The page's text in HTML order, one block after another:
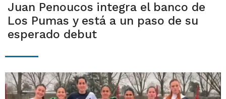
Juan Penoucos integra el banco de
Los Pumas y está a un paso de su
esperado debut